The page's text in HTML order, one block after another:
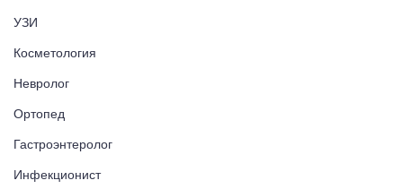
УЗИ
Косметология
Невролог
Ортопед
Гастроэнтеролог
Инфекционист